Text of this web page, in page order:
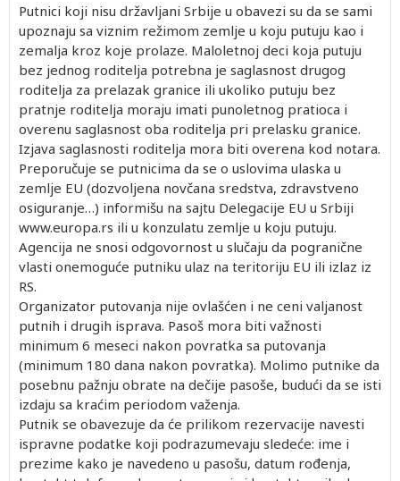
Putnici koji nisu državljani Srbije u obavezi su da se sami
upoznaju sa viznim režimom zemlje u koju putuju kao i
zemalja kroz koje prolaze. Maloletnoj deci koja putuju
bez jednog roditelja potrebna je saglasnost drugog
roditelja za prelazak granice ili ukoliko putuju bez
pratnje roditelja moraju imati punoletnog pratioca i
overenu saglasnost oba roditelja pri prelasku granice.
Izjava saglasnosti roditelja mora biti overena kod notara.
Preporučuje se putnicima da se o uslovima ulaska u
zemlje EU (dozvoljena novčana sredstva, zdravstveno
osiguranje…) informišu na sajtu Delegacije EU u Srbiji
www.europa.rs ili u konzulatu zemlje u koju putuju.
Agencija ne snosi odgovornost u slučaju da pogranične
vlasti onemoguće putniku ulaz na teritoriju EU ili izlaz iz
RS.
Organizator putovanja nije ovlašćen i ne ceni valjanost
putnih i drugih isprava. Pasoš mora biti važnosti
minimum 6 meseci nakon povratka sa putovanja
(minimum 180 dana nakon povratka). Molimo putnike da
posebnu pažnju obrate na dečije pasoše, budući da se isti
izdaju sa kraćim periodom važenja.
Putnik se obavezuje da će prilikom rezervacije navesti
ispravne podatke koji podrazumevaju sledeće: ime i
prezime kako je navedeno u pasošu, datum rođenja,